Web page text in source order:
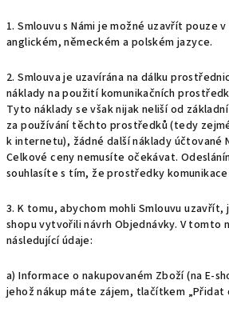
1. Smlouvu s Námi je možné uzavřít pouze v
anglickém, německém a polskémjazyce.
2. Smlouva je uzavírána na dálku
náklady na použití komunikačních
Tyto náklady se však nijak neliší od
za používání těchto prostředků (tedy
k internetu), žádné další náklady účtované
Celkové ceny nemusíte očekávat.
souhlasíte s tím, že prostředky komunikace
3. K tomu, abychom mohli Smlouvu
shopu vytvořili návrh Objednávky. V tomto
následující údaje:
a) Informace o nakupovaném Zboží (na E-
jehož nákup máte zájem, tlačítkem „Přidat